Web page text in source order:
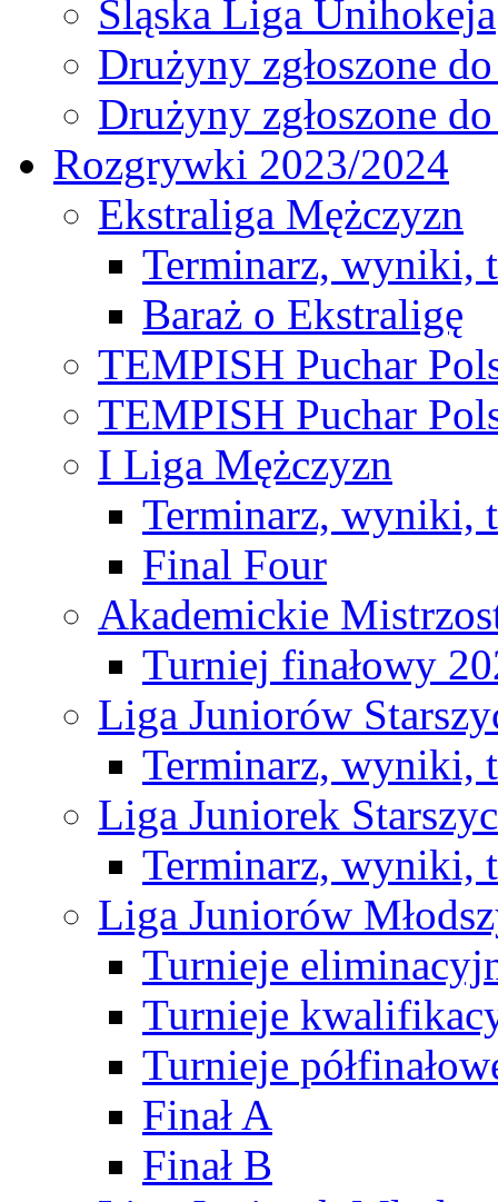
Śląska Liga Unihokeja
Drużyny zgłoszone
Drużyny zgłoszone
Rozgrywki 2023/2024
Ekstraliga Mężczyzn
Terminarz, wyniki,
Baraż o Ekstraligę
TEMPISH Puchar
TEMPISH Puchar
I Liga Mężczyzn
Terminarz, wyniki,
Final Four
Akademickie
Turniej finałowy
Liga Juniorów
Terminarz, wyniki,
Liga Juniorek
Terminarz, wyniki,
Liga Juniorów
Turnieje
Turnieje
Turnieje
Finał A
Finał B